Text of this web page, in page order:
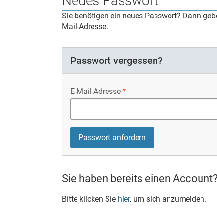
Sie benötigen ein neues Passwort? Dann
Mail-Adresse.
Passwort vergessen?
E-Mail-Adresse
Sie haben bereits einen Account?
Bitte klicken Sie hier, um sich anzumelden.